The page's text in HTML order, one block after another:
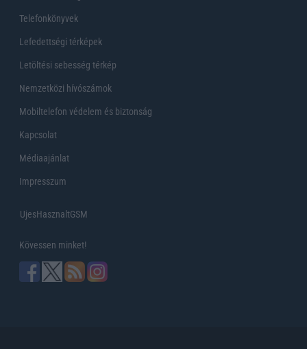
Telefonkönyvek
Lefedettségi térképek
Letöltési sebesség térkép
Nemzetközi hívószámok
Mobiltelefon védelem és biztonság
Kapcsolat
Médiaajánlat
Impresszum
UjesHasznaltGSM
Kövessen minket!